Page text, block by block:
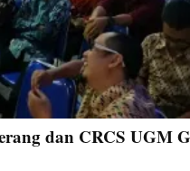
dan CRCS UGM